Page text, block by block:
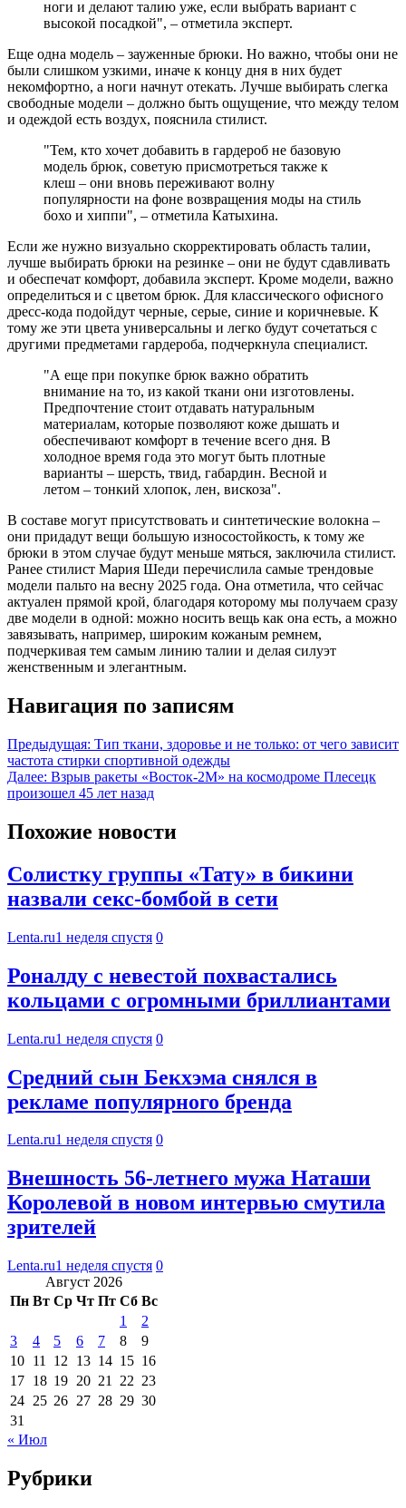
ноги и делают талию уже, если выбрать вариант с
высокой посадкой", – отметила эксперт.
Еще одна модель – зауженные брюки. Но важно, чтобы они не
были слишком узкими, иначе к концу дня в них будет
некомфортно, а ноги начнут отекать. Лучше выбирать слегка
свободные модели – должно быть ощущение, что между телом
и одеждой есть воздух, пояснила стилист.
"Тем, кто хочет добавить в гардероб не базовую
модель брюк, советую присмотреться также к
клеш – они вновь переживают волну
популярности на фоне возвращения моды на стиль
бохо и хиппи", – отметила Катыхина.
Если же нужно визуально скорректировать область талии,
лучше выбирать брюки на резинке – они не будут сдавливать
и обеспечат комфорт, добавила эксперт. Кроме модели, важно
определиться и с цветом брюк. Для классического офисного
дресс-кода подойдут черные, серые, синие и коричневые. К
тому же эти цвета универсальны и легко будут сочетаться с
другими предметами гардероба, подчеркнула специалист.
"А еще при покупке брюк важно обратить
внимание на то, из какой ткани они изготовлены.
Предпочтение стоит отдавать натуральным
материалам, которые позволяют коже дышать и
обеспечивают комфорт в течение всего дня. В
холодное время года это могут быть плотные
варианты – шерсть, твид, габардин. Весной и
летом – тонкий хлопок, лен, вискоза".
В составе могут присутствовать и синтетические волокна –
они придадут вещи большую износостойкость, к тому же
брюки в этом случае будут меньше мяться, заключила стилист.
Ранее стилист Мария Шеди перечислила самые трендовые
модели пальто на весну 2025 года. Она отметила, что сейчас
актуален прямой крой, благодаря которому мы получаем сразу
две модели в одной: можно носить вещь как она есть, а можно
завязывать, например, широким кожаным ремнем,
подчеркивая тем самым линию талии и делая силуэт
женственным и элегантным.
Навигация по записям
Предыдущая: Тип ткани, здоровье и не только: от чего зависит
частота стирки спортивной одежды
Далее: Взрыв ракеты «Восток-2М» на космодроме Плесецк
произошел 45 лет назад
Похожие новости
Солистку группы «Тату» в бикини
назвали секс-бомбой в сети
Lenta.ru1 неделя спустя 0
Роналду с невестой похвастались
кольцами с огромными бриллиантами
Lenta.ru1 неделя спустя 0
Средний сын Бекхэма снялся в
рекламе популярного бренда
Lenta.ru1 неделя спустя 0
Внешность 56-летнего мужа Наташи
Королевой в новом интервью смутила
зрителей
Lenta.ru1 неделя спустя 0
Август 2026
Пн Вт Ср Чт Пт Сб Вс
1
2
3
4 5 6 7 8
9
10 11 12 13 14 15 16
17 18 19 20 21 22 23
24 25 26 27 28 29 30
31
« Июл
Рубрики